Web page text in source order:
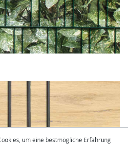
um eine bestmögliche Erfahrung